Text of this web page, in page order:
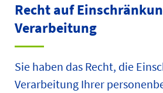
Recht auf
Verarbeitung
Sie haben das Recht, die
Verarbeitung Ihrer